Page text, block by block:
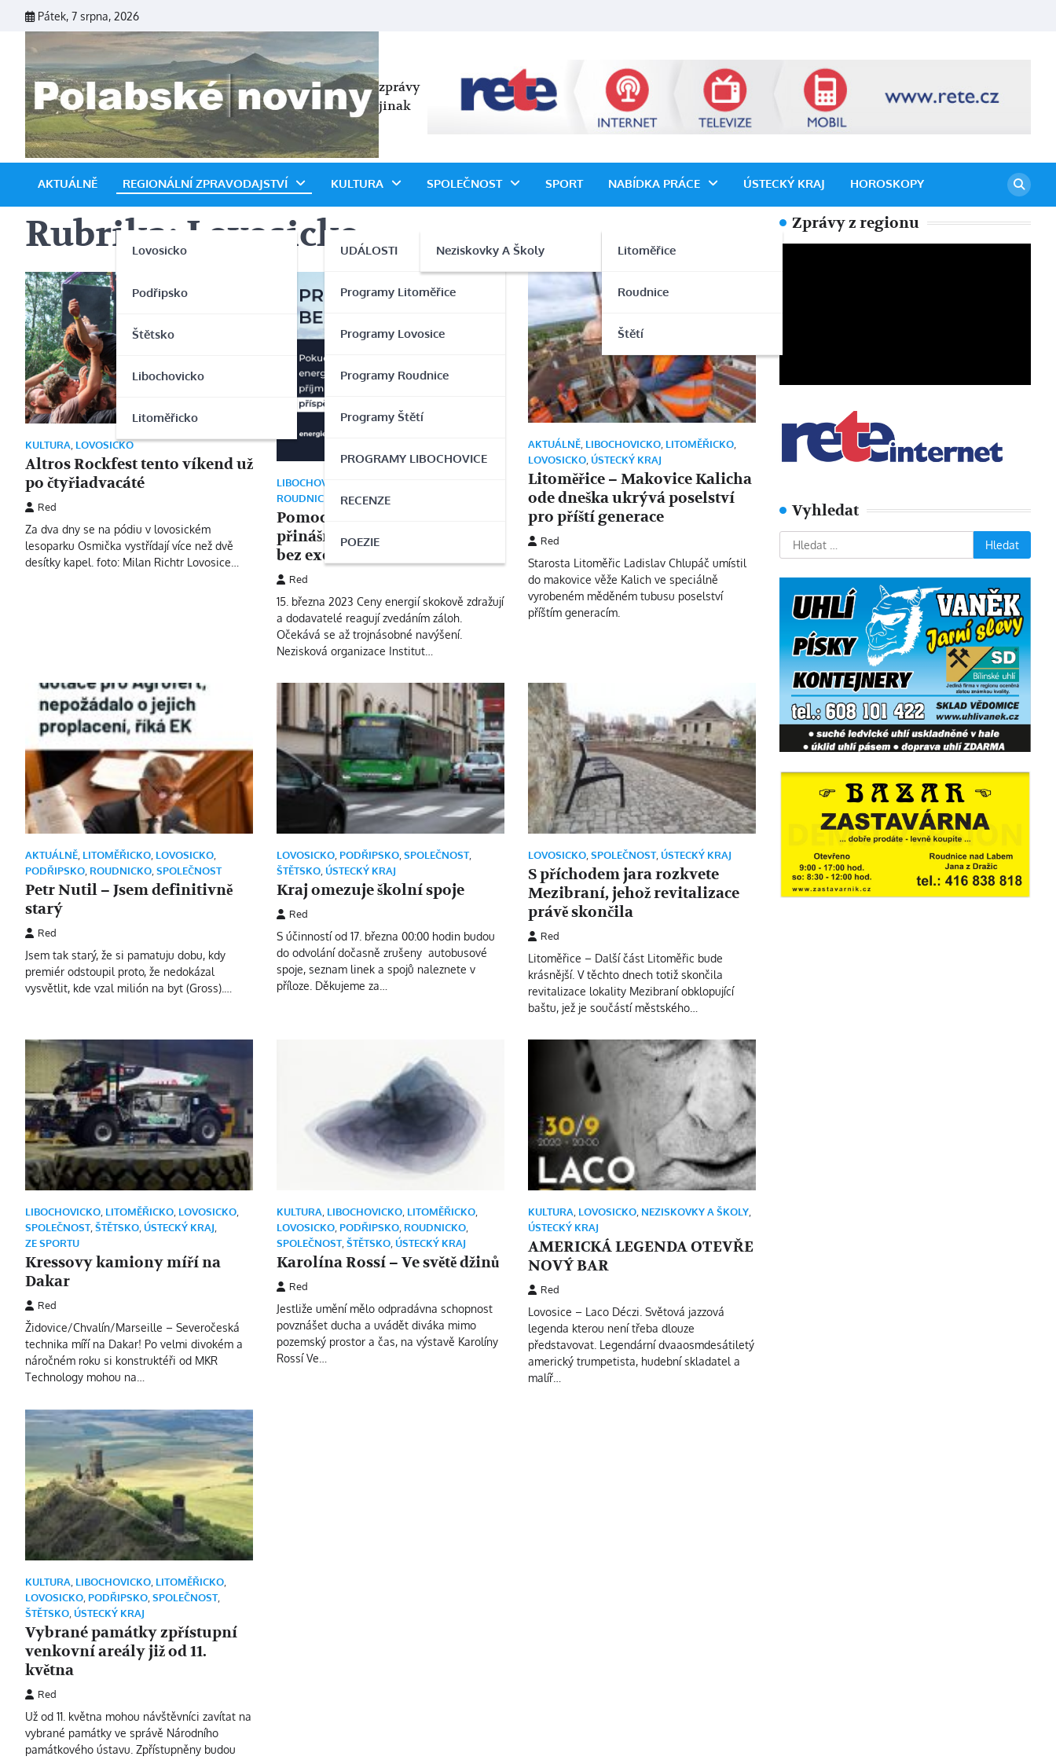
content
Pátek, 7 srpna, 2026
zprávy
jinak
AKTUÁLNĚ REGIONÁLNÍ ZPRAVODAJSTVÍ
Lovosicko
Podřipsko
Štětsko
Libochovicko
Litoměřicko
KULTURA
UDÁLOSTI
Programy Litoměřice
Programy Lovosice
Programy Roudnice
Programy Štětí
PROGRAMY LIBOCHOVICE
RECENZE
POEZIE
SPOLEČNOST
Neziskovky A Školy
SPORT NABÍDKA PRÁCE
Litoměřice
Roudnice
Štětí
ÚSTECKÝ KRAJ HOROSKOPY
Rubrika: Lovosicko
KULTURA LOVOSICKO
Altros Rockfest tento víkend už
po čtyřiadvacáté
Red
Za dva dny se na pódiu v lovosickém
lesoparku Osmička vystřídají více než dvě
desítky kapel. foto: Milan Richtr Lovosice…
LIBOCHOVICKO
ROUDNICKO
,ŠTĚTSKO,
Pomoc v energetické krizi
přináší iniciativa Pro energie
bez exekucí
Red
15. března 2023 Ceny energií skokově zdražují
a dodavatelé reagují zvedáním záloh.
Očekává se až trojnásobné navýšení.
Nezisková organizace Institut…
AKTUÁLNĚ LIBOCHOVICKO LITOMĚŘICKO
LOVOSICKO ÚSTECKÝ KRAJ
Litoměřice – Makovice Kalicha
ode dneška ukrývá poselství
pro příští generace
Red
Starosta Litoměřic Ladislav Chlupáč umístil
do makovice věže Kalich ve speciálně
vyrobeném měděném tubusu poselství
příštím generacím.
AKTUÁLNĚ, LITOMĚŘICKO, LOVOSICKO,
PODŘIPSKO, ROUDNICKO,SPOLEČNOST
Petr Nutil – Jsem definitivně
starý
Red
Jsem tak starý, že si pamatuju dobu, kdy
premiér odstoupil proto, že nedokázal
vysvětlit, kde vzal milión na byt (Gross).…
LOVOSICKO, PODŘIPSKO,SPOLEČNOST,
ŠTĚTSKO, ÚSTECKÝ KRAJ
Kraj omezuje školní spoje
Red
S účinností od 17. března 00:00 hodin budou
do odvolání dočasně zrušeny autobusové
spoje, seznam linek a spojů naleznete v
příloze. Děkujeme za…
LOVOSICKO,SPOLEČNOST, ÚSTECKÝ KRAJ
S příchodem jara rozkvete
Mezibraní, jehož revitalizace
právě skončila
Red
Litoměřice – Další část Litoměřic bude
krásnější. V těchto dnech totiž skončila
revitalizace lokality Mezibraní obklopující
baštu, jež je součástí městského…
LIBOCHOVICKO, LITOMĚŘICKO, LOVOSICKO,
SPOLEČNOST,ŠTĚTSKO, ÚSTECKÝ KRAJ,
ZE SPORTU
Kressovy kamiony míří na
Dakar
Red
Židovice/Chvalín/Marseille – Severočeská
technika míří na Dakar! Po velmi divokém a
náročném roku si konstruktéři od MKR
Technology mohou na…
KULTURA, LIBOCHOVICKO, LITOMĚŘICKO,
LOVOSICKO, PODŘIPSKO, ROUDNICKO,
SPOLEČNOST,ŠTĚTSKO, ÚSTECKÝ KRAJ
Karolína Rossí – Ve světě džinů
Red
Jestliže umění mělo odpradávna schopnost
povznášet ducha a uvádět diváka mimo
pozemský prostor a čas, na výstavě Karolíny
Rossí Ve…
KULTURA, LOVOSICKO, NEZISKOVKY A ŠKOLY,
ÚSTECKÝ KRAJ
AMERICKÁ LEGENDA OTEVŘE
NOVÝ BAR
Red
Lovosice – Laco Déczi. Světová jazzová
legenda kterou není třeba dlouze
představovat. Legendární dvaaosmdesátiletý
americký trumpetista, hudební skladatel a
malíř…
KULTURA, LIBOCHOVICKO, LITOMĚŘICKO,
LOVOSICKO, PODŘIPSKO,SPOLEČNOST,
ŠTĚTSKO, ÚSTECKÝ KRAJ
Vybrané památky zpřístupní
venkovní areály již od 11.
května
Red
Už od 11. května mohou návštěvníci zavítat na
vybrané památky ve správě Národního
památkového ústavu. Zpřístupněny budou
Zprávy z regionu
Vyhledat
Vyhledávání